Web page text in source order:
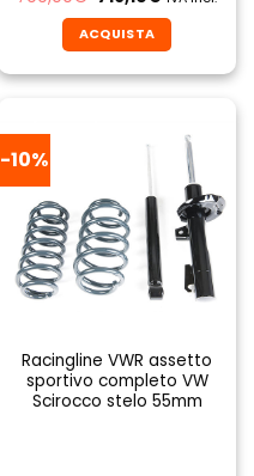
prezzo
originale
era:
799,00€.
attuale
è:
719,10€.
ACQUISTA
-10%
Racingline VWR assetto
sportivo completo VW
Scirocco stelo 55mm